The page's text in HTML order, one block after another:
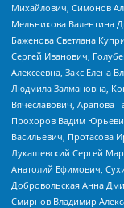
Михайлович, Симонов
Мельникова Валентина
Баженова Светлана
Сергей Иванович,
Алексеевна, Закс Елена
Людмила Залмановна,
Вячеславович, Арапова
Прохоров Вадим
Васильевич, Протасова
Лукашевский Сергей
Анатолий Ефимович,
Добровольская Анна
Смирнов Владимир